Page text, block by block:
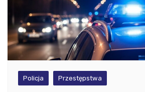
Policja Przestępstwa